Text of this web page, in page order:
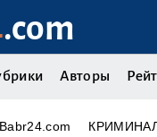
.com
Авторы
Babr24.com